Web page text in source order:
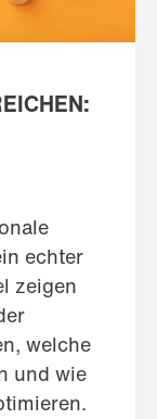
echter
zeigen
welche
und wie